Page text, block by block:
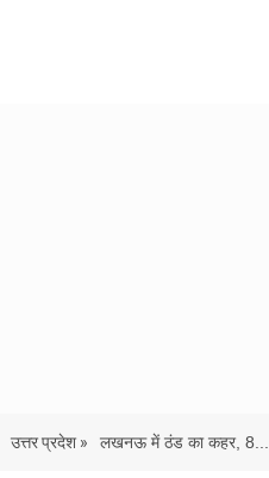
उत्तर प्रदेश » लखनऊ में ठंड का कहर, 8...